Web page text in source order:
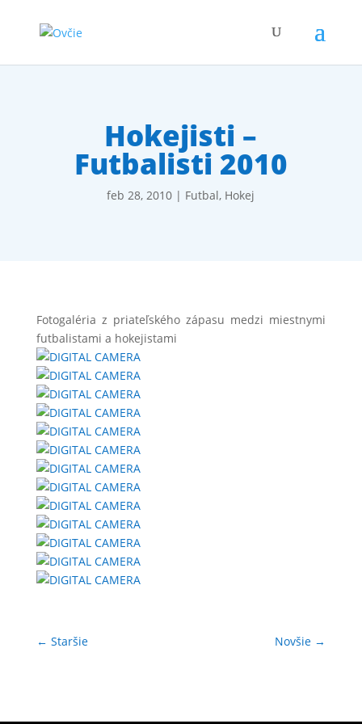
Hokejisti –
Futbalisti 2010
feb 28, 2010 | Futbal, Hokej
Fotogaléria z priateľského zápasu medzi miestnymi
futbalistami a hokejistami
← Staršie Novšie →